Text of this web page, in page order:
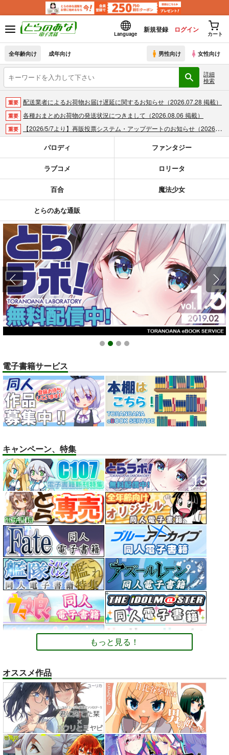
Language
新規登録 ログイン
カート
全年齢向け 成年向け 男性向け 女性向け
詳細
検索
重要 配送業者によるお荷物お届け遅延に関するお知らせ（2026.07.28 掲載）
重要 各種おまとめお荷物の発送状況につきまして（2026.08.06 掲載）
重要 【2026/5/7より】再販投票システム・アップデートのお知らせ（2026.05.07 掲載）
「とらのあな×駿河屋日本橋乙女同人誌館」通販店頭受取サービス開始のお知らせ（2026.01.05 更新｜2025.12.30 掲載）
重要 【2025/12/1より】「通販ポイント⇒とらコイン変換キャンペーン」終了のお知らせ（2025.11.21 掲載）
個人情報保護方針の改定について（2025.09.19 更新｜2025.08.01 掲載）
ポイント付与・管理体制改定のお知らせ（2024.11.20 掲載）
全てのお知らせを見る
パロディ ファンタジー
ラブコメ ロリータ
百合 魔法少女
とらのあな通販
1 2 3 4
電子書籍サービス
キャンペーン、特集
もっと見る！
オススメ作品